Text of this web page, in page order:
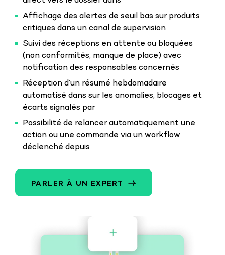
Affichage des alertes de seuil bas sur produits
critiques dans un canal de supervision
Suivi des réceptions en attente ou bloquées
(non conformités, manque de place) avec
notification des responsables concernés
Réception d’un résumé hebdomadaire
automatisé dans sur les anomalies, blocages et
écarts signalés par
Possibilité de relancer automatiquement une
action ou une commande via un workflow
déclenché depuis
PARLER À UN EXPERT